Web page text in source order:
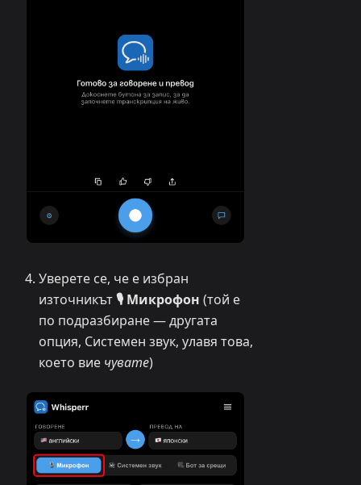
Уверете се, че е избран
източникът🎙️ Микрофон (той е
по подразбиране — другата
опция, Системен звук, улавя това,
което вие чувате)